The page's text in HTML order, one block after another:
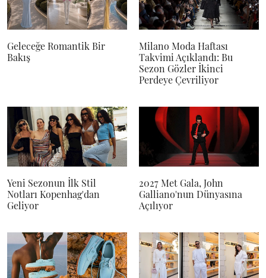
Geleceğe Romantik Bir
Bakış
Milano Moda Haftası
Takvimi Açıklandı: Bu
Sezon Gözler İkinci
Perdeye Çevriliyor
Yeni Sezonun İlk Stil
Notları Kopenhag'dan
Geliyor
2027 Met Gala, John
Galliano'nun Dünyasına
Açılıyor